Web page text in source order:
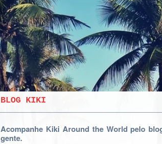
BLOG KIKI
Acompanhe Kiki Around the World pelo
gente.